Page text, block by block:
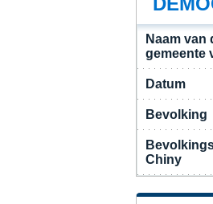
Naam van
gemeente
Datum
Bevolking
Chiny